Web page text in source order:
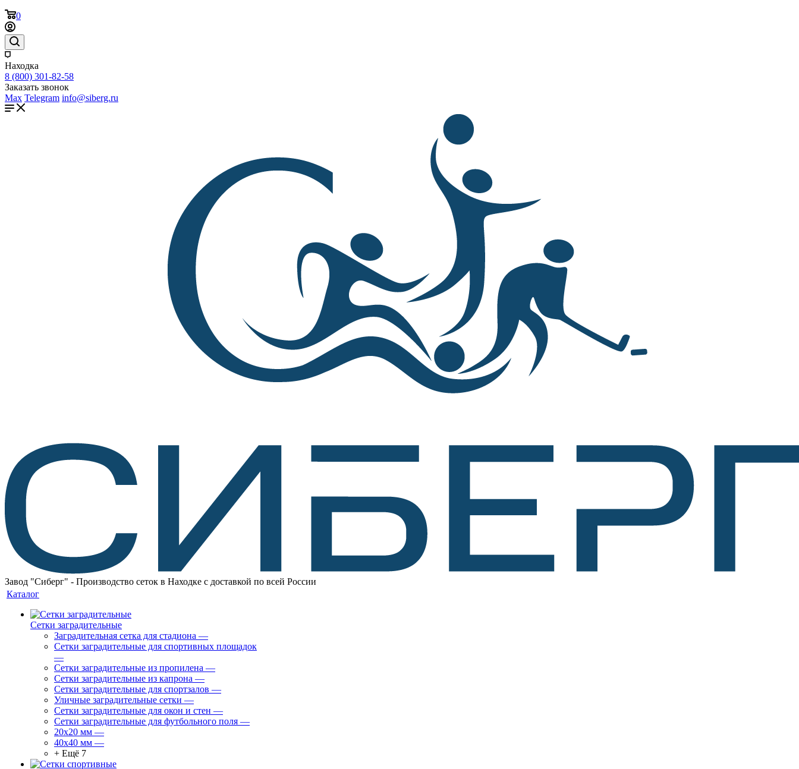
0
Находка
8 (800) 301-82-58
Заказать звонок
Max Telegram info@siberg.ru
Завод "Сиберг" - Производство сеток в Находке с доставкой по всей России
Каталог
Сетки заградительные
Заградительная сетка для стадиона —
Сетки заградительные для спортивных площадок
—
Сетки заградительные из пропилена —
Сетки заградительные из капрона —
Сетки заградительные для спортзалов —
Уличные заградительные сетки —
Сетки заградительные для окон и стен —
Сетки заградительные для футбольного поля —
20х20 мм —
40х40 мм —
+ Ещё 7